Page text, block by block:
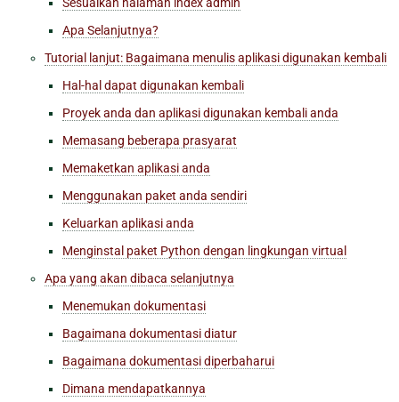
Apa Selanjutnya?
Tutorial lanjut: Bagaimana menulis aplikasi digunakan kembali
Hal-hal dapat digunakan kembali
Proyek anda dan aplikasi digunakan kembali anda
Memasang beberapa prasyarat
Memaketkan aplikasi anda
Menggunakan paket anda sendiri
Keluarkan aplikasi anda
Menginstal paket Python dengan lingkungan virtual
Apa yang akan dibaca selanjutnya
Menemukan dokumentasi
Bagaimana dokumentasi diatur
Bagaimana dokumentasi diperbaharui
Dimana mendapatkannya